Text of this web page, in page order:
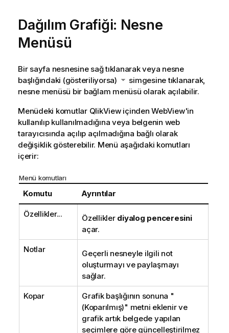
Dağılım Grafiği: Nesne
Menüsü
Bir sayfa nesnesine sağ tıklanarak veya nesne
başlığındaki (gösteriliyorsa)
simgesine tıklanarak,
nesne menüsü bir bağlam menüsü olarak açılabilir.
Menüdeki komutlar QlikView içinden WebView'in
kullanılıp kullanılmadığına veya belgenin web
tarayıcısında açılıp açılmadığına bağlı olarak
değişiklik gösterebilir. Menü aşağıdaki komutları
içerir:
Menü komutları
Komutu Ayrıntılar
Özellikler... Özellikler diyalog penceresini
açar.
Notlar
Geçerli nesneyle ilgili not
oluşturmayı ve paylaşmayı
sağlar.
Kopar
Grafik başlığının sonuna "
(Koparılmış)" metni eklenir ve
grafik artık belgede yapılan
seçimlere göre güncelleştirilmez